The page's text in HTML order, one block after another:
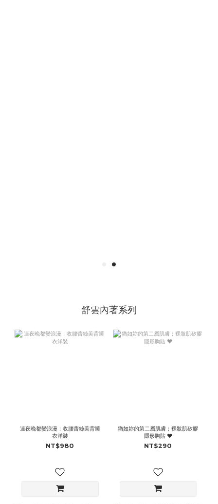
舒雲內著系列
連夜晚都變浪漫；收腰蕾絲美背睡
衣洋裝
NT$980
猶如妳的第二層肌膚；裸妝肌矽膠
隱形胸貼 ♥
NT$290